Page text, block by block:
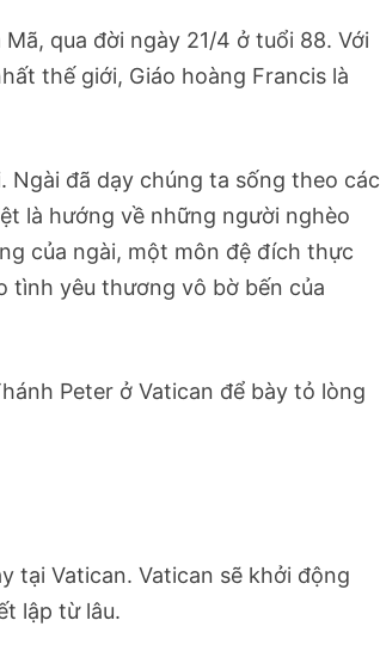
qua đời ngày 21/4 ở tuổi 88. Với
thế giới, Giáo hoàng Francis là
Ngài đã dạy chúng ta sống theo các
là hướng về những người nghèo
của ngài, một môn đệ đích thực
tình yêu thương vô bờ bến của
Peter ở Vatican để bày tỏ lòng
tại Vatican. Vatican sẽ khởi động
lập từ lâu.